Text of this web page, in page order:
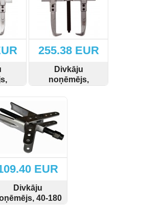
255.38 EUR
Divkāju
noņēmējs,
SKATĪT
EUR
Divkāju
40-180